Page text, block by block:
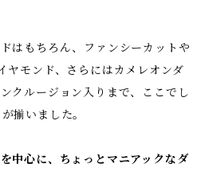
はもちろん、ファンシーカットや
ヤモンド、さらにはカメレオンダ
クルージョン入りまで、ここでし
揃いました。
中心に、ちょっとマニアックなダ